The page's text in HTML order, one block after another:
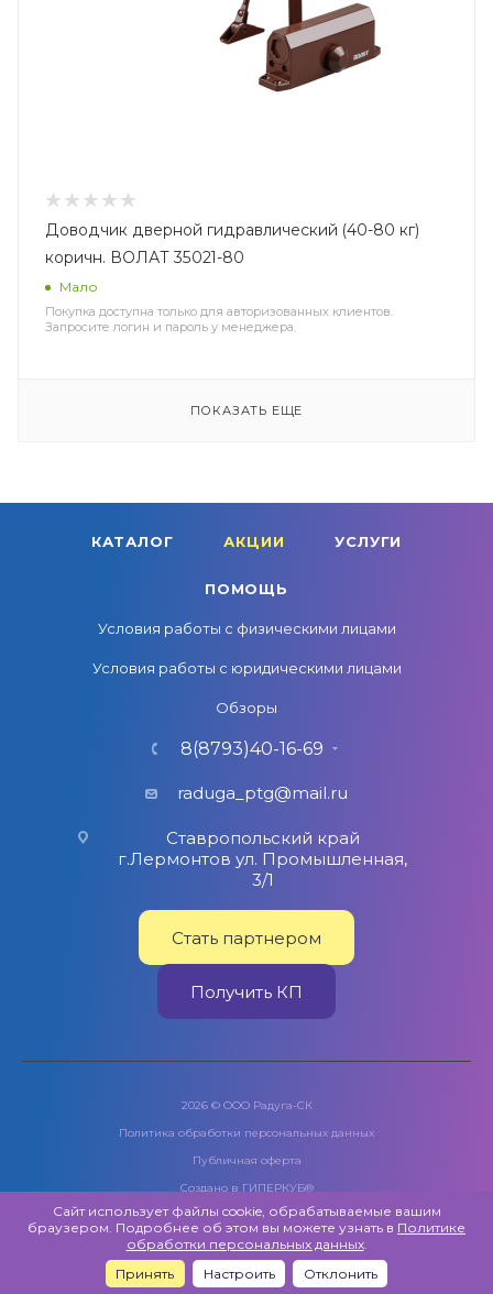
Доводчик дверной гидравлический (40-80 кг)
коричн. ВОЛАТ 35021-80
Мало
Покупка доступна только для авторизованных клиентов.
Запросите логин и пароль у менеджера.
ПОКАЗАТЬ ЕЩЕ
КАТАЛОГ АКЦИИ УСЛУГИ
ПОМОЩЬ
Условия работы с физическими лицами
Условия работы с юридическими лицами
Обзоры
8(8793)40-16-69
raduga_ptg@mail.ru
Ставропольский край
г.Лермонтов ул. Промышленная,
3/1
Стать партнером
Получить КП
2026 © ООО Радуга-СК
Политика обработки персональных данных
Публичная оферта
Создано в ГИПЕРКУБ®
Новинки Корзина Кабинет ЮрЛицам
Сайт использует файлы cookie, обрабатываемые вашим
браузером. Подробнее об этом вы можете узнать в Политике
обработки персональных данных.
Принять
Настроить Отклонить